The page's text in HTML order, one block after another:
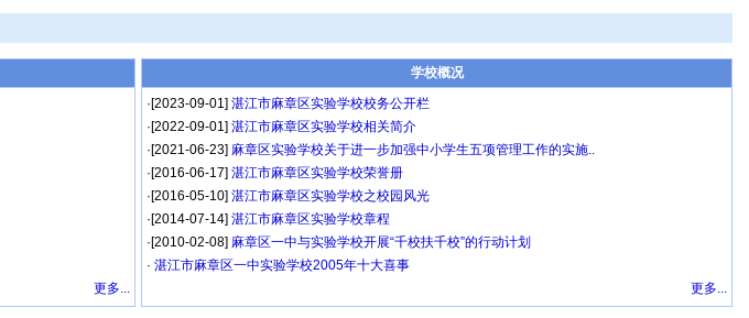
更多...
学校概况
·[2023-09-01] 湛江市麻章区实验学校校务公开栏
·[2022-09-01] 湛江市麻章区实验学校相关简介
·[2021-06-23] 麻章区实验学校关于进一步加强中小学生五项管理工作的实施..
·[2016-06-17] 湛江市麻章区实验学校荣誉册
·[2016-05-10] 湛江市麻章区实验学校之校园风光
·[2014-07-14] 湛江市麻章区实验学校章程
·[2010-02-08] 麻章区一中与实验学校开展“千校扶千校”的行动计划
· 湛江市麻章区一中实验学校2005年十大喜事
更多...